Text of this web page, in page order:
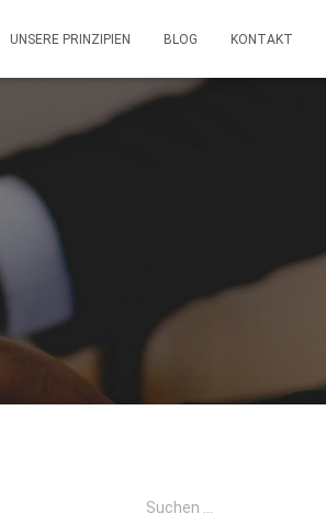
UNSERE PRINZIPIEN BLOG KONTAKT
S
Suchen …